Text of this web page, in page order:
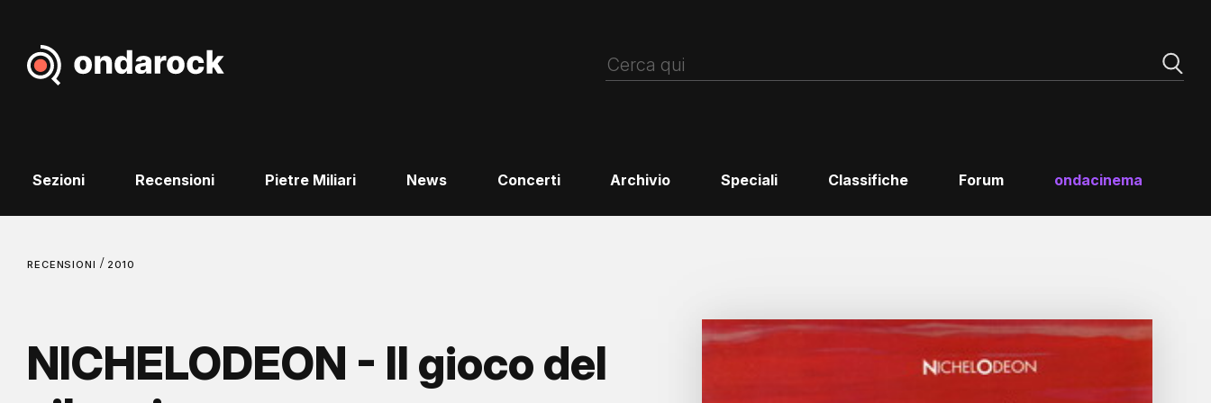
Sezioni Recensioni Pietre Miliari News Concerti Archivio Speciali Classifiche Forum ondacinema
RECENSIONI / 2010
NICHELODEON - Il gioco del